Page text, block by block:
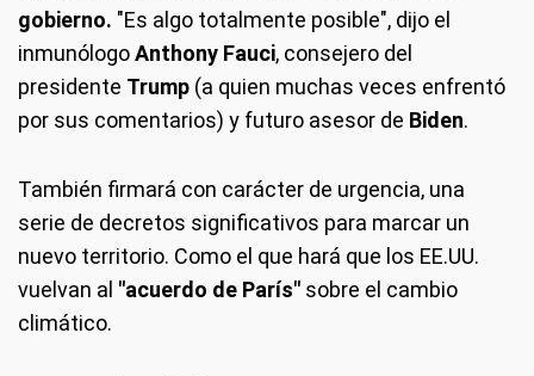
gobierno. "Es algo totalmente posible", dijo el
inmunólogoAnthony Fauci, consejero del
presidente Trump (a quien muchas veces enfrentó
por sus comentarios) y futuro asesor de Biden.
También firmará con carácter de urgencia, una
serie de decretos significativos para marcar un
nuevo territorio. Como el que hará que los EE.UU.
vuelvan al "acuerdo de París" sobre el cambio
climático.